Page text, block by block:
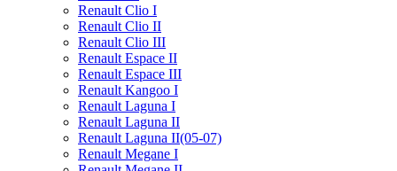
Renault Clio I
Renault Clio II
Renault Clio III
Renault Espace II
Renault Espace III
Renault Kangoo I
Renault Laguna I
Renault Laguna II
Renault Laguna II(05-07)
Renault Megane I